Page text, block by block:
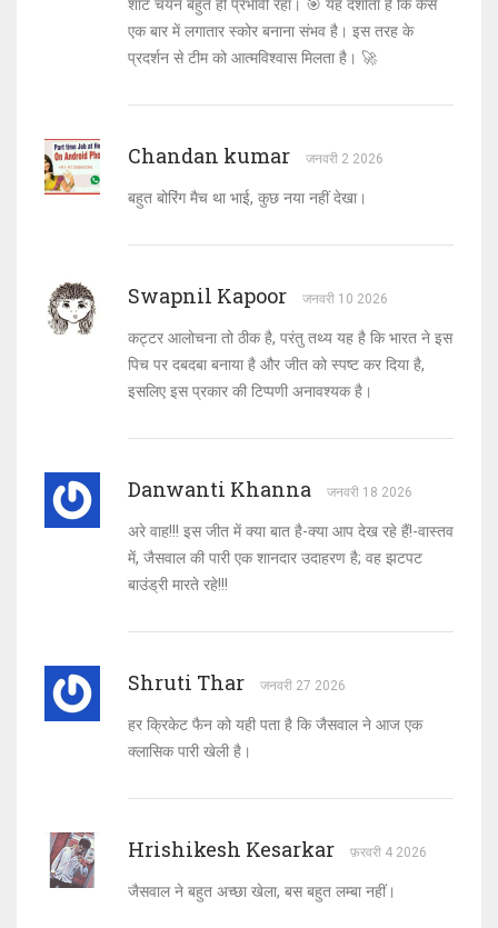
शॉट चयन बहुत ही प्रभावी रहा। 🎯 यह दर्शाता है कि कैसे
एक बार में लगातार स्कोर बनाना संभव है। इस तरह के
प्रदर्शन से टीम को आत्मविश्वास मिलता है। 🚀
Chandan kumar जनवरी 2 2026
बहुत बोरिंग मैच था भाई, कुछ नया नहीं देखा।
Swapnil Kapoor जनवरी 10 2026
कट्टर आलोचना तो ठीक है, परंतु तथ्य यह है कि भारत ने इस
पिच पर दबदबा बनाया है और जीत को स्पष्ट कर दिया है,
इसलिए इस प्रकार की टिप्पणी अनावश्यक है।
Danwanti Khanna जनवरी 18 2026
अरे वाह!!! इस जीत में क्या बात है-क्या आप देख रहे हैं!-वास्तव
में, जैसवाल की पारी एक शानदार उदाहरण है; वह झटपट
बाउंड्री मारते रहे!!!
Shruti Thar जनवरी 27 2026
हर क्रिकेट फैन को यही पता है कि जैसवाल ने आज एक
क्लासिक पारी खेली है।
Hrishikesh Kesarkar फ़रवरी 4 2026
जैसवाल ने बहुत अच्छा खेला, बस बहुत लम्बा नहीं।